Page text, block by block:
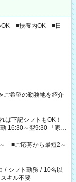
OK ■扶養内OK ■日
希望の勤務地を紹介
～翌9:30 「家族
飯の準備がしたい」
希望を教えてください
週40時間を超える場
～ ■ご応募から最短2～
/ シフト勤務 / 10名以
キル不要